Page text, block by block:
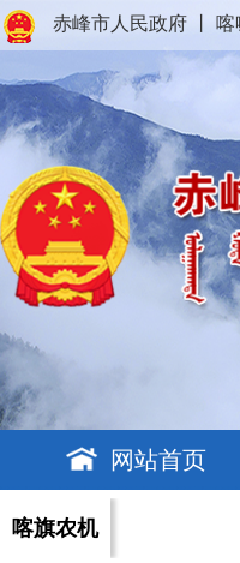
赤峰市人民政府 喀
网站首页
喀旗农机